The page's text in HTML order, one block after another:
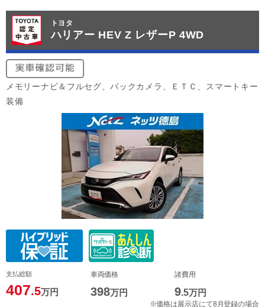
トヨタ
ハリアー HEV Z レザーP 4WD
メモリーナビ＆フルセグ、バックカメラ、ＥＴＣ、スマートキー
装備
支払総額
407.5万円
車両価格
398万円
諸費用
9.5万円
※価格は展示店にて8月登録の場合